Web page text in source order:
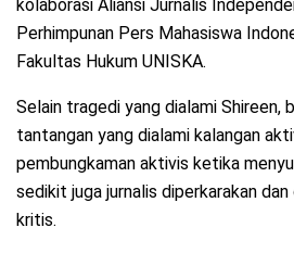
kolaborasi Aliansi Jurnalis
Perhimpunan Pers Mahasiswa
Fakultas Hukum UNISKA.
Selain tragedi yang dialami Shireen,
tantangan yang dialami kalangan
pembungkaman aktivis ketika
sedikit juga jurnalis diperkarakan
kritis.